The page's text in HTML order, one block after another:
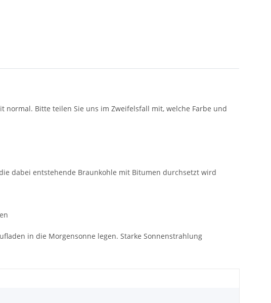
Bitte teilen Sie uns im Zweifelsfall mit, welche Farbe und
dabei entstehende Braunkohle mit Bitumen durchsetzt wird
in die Morgensonne legen. Starke Sonnenstrahlung